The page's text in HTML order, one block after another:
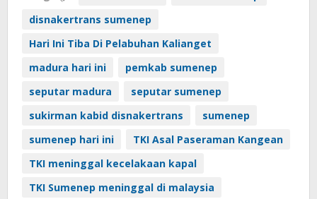
disnakertrans sumenep
Hari Ini Tiba Di Pelabuhan Kalianget
madura hari ini
pemkab sumenep
seputar madura
seputar sumenep
sukirman kabid disnakertrans
sumenep
sumenep hari ini
TKI Asal Paseraman Kangean
TKI meninggal kecelakaan kapal
TKI Sumenep meninggal di malaysia